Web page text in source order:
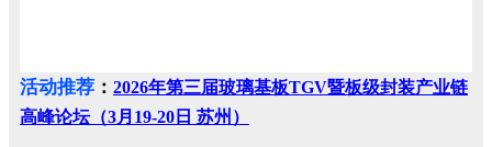
活动推荐 ： 2026年第三届玻璃基板TGV暨板级封装产业链
高峰论坛（3月19-20日 苏州）